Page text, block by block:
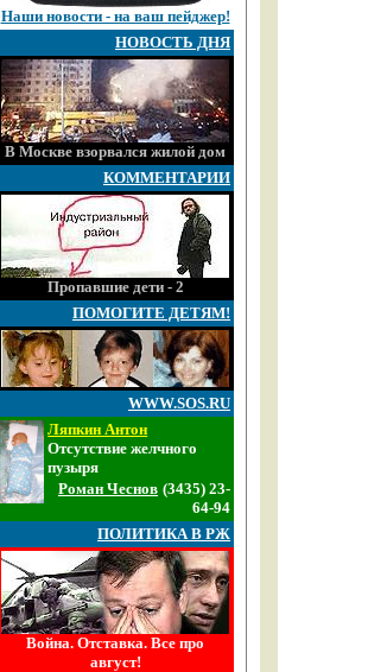
Наши новости - на ваш пейджер!
НОВОСТЬ ДНЯ
В Москве взорвался жилой дом
КОММЕНТАРИИ
Пропавшие дети - 2
ПОМОГИТЕ ДЕТЯМ!
WWW.SOS.RU
Ляпкин Антон
Отсутствие желчного
пузыря
Роман Чеснов (3435) 23-
64-94
ПОЛИТИКА В РЖ
Война. Отставка. Все про
август!